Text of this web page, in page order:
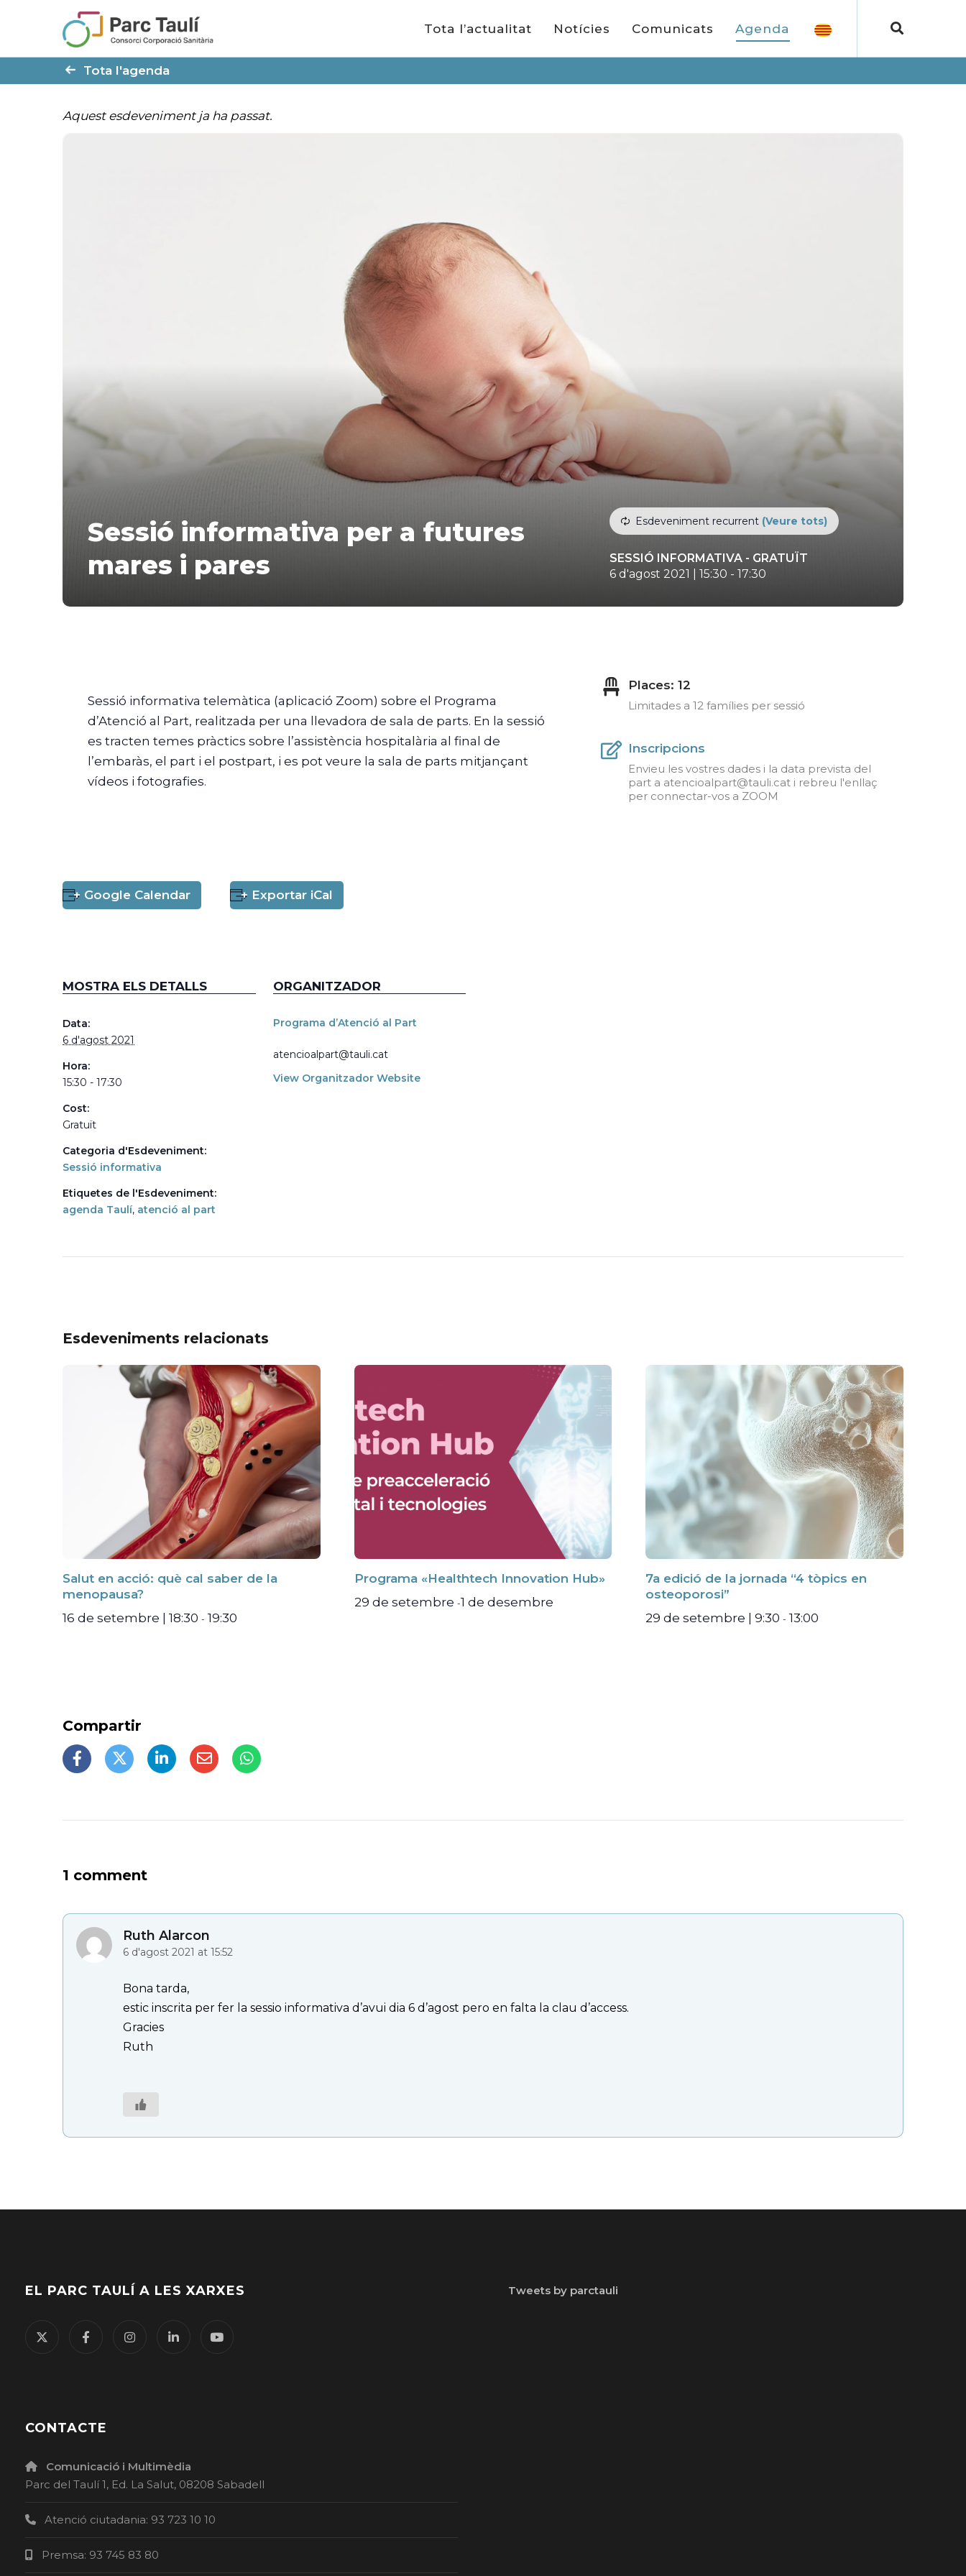
navigation
Tota l’actualitat Notícies Comunicats Agenda
Tota l'agenda
Aquest esdeveniment ja ha passat.
Sessió informativa per a futures
mares i pares
6 d'agost 2021 | 15:30 - 17:30
Esdeveniment recurrent (Veure tots)
SESSIÓ INFORMATIVA - GRATUÏT
Sessió informativa telemàtica (aplicació Zoom) sobre el Programa
d’Atenció al Part, realitzada per una llevadora de sala de parts. En la sessió
es tracten temes pràctics sobre l’assistència hospitalària al final de
l’embaràs, el part i el postpart, i es pot veure la sala de parts mitjançant
vídeos i fotografies.
Places: 12
Limitades a 12 famílies per sessió
Inscripcions
Envieu les vostres dades i la data prevista del
part a atencioalpart@tauli.cat i rebreu l'enllaç
per connectar-vos a ZOOM
+ Google Calendar + Exportar iCal
MOSTRA ELS DETALLS
Data:
6 d'agost 2021
Hora:
15:30 - 17:30
Cost:
Gratuït
Categoria d'Esdeveniment:
Sessió informativa
Etiquetes de l'Esdeveniment:
agenda Taulí, atenció al part
ORGANITZADOR
Programa d’Atenció al Part
atencioalpart@tauli.cat
View Organitzador Website
Esdeveniments relacionats
Salut en acció: què cal saber de la
menopausa?
16 de setembre | 18:30 - 19:30
Programa «Healthtech Innovation Hub»
29 de setembre -1 de desembre
7a edició de la jornada “4 tòpics en
osteoporosi”
29 de setembre | 9:30 - 13:00
1 comment
Ruth Alarcon
6 d'agost 2021 at 15:52
Bona tarda,
estic inscrita per fer la sessio informativa d’avui dia 6 d’agost pero en falta la clau d’access.
Gracies
Ruth
EL PARC TAULÍ A LES XARXES
CONTACTE
Comunicació i Multimèdia
Parc del Taulí 1, Ed. La Salut, 08208 Sabadell
Atenció ciutadania: 93 723 10 10
Premsa: 93 745 83 80
Tweets by parctauli